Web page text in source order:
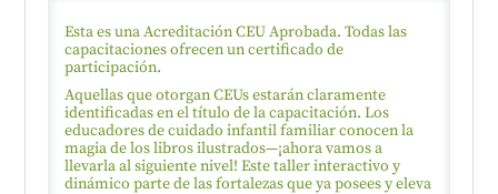
Esta es una Acreditación CEU Aprobada. Todas las
capacitaciones ofrecen un certificado de
participación.
Aquellas que otorgan CEUs estarán claramente
identificadas en el título de la capacitación. Los
educadores de cuidado infantil familiar conocen la
magia de los libros ilustrados—¡ahora vamos a
llevarla al siguiente nivel! Este taller interactivo y
dinámico parte de las fortalezas que ya posees y eleva